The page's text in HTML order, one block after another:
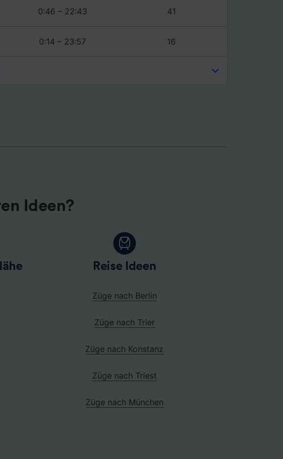
0:46 – 22:43 41
0:14 – 23:57 16
Ideen?
Reise Ideen
Züge nach Berlin
Züge nach Trier
Züge nach Konstanz
Züge nach Triest
Züge nach München